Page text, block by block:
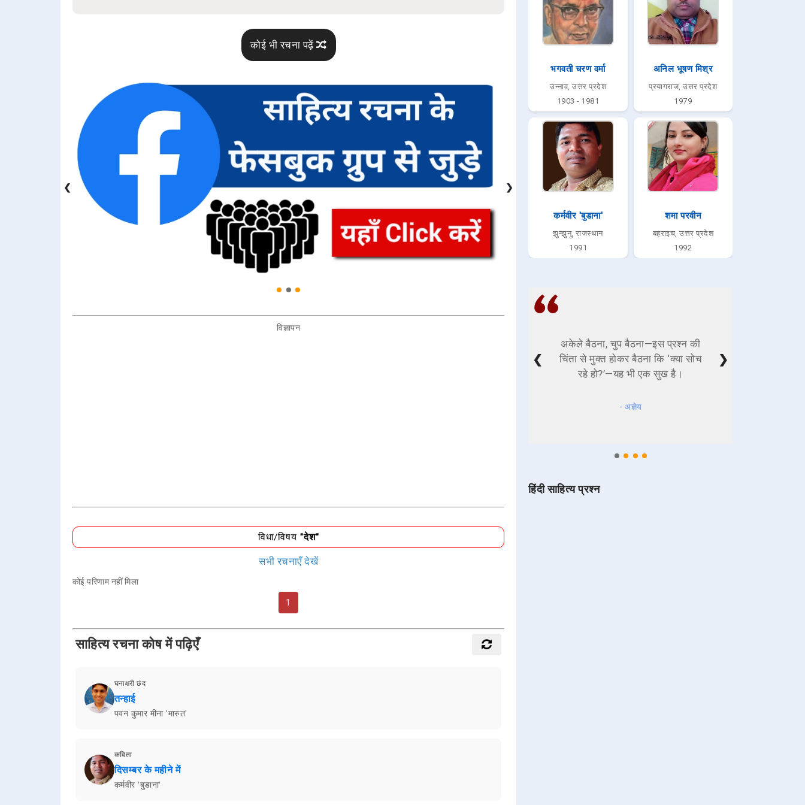
कोई भी रचना पढ़ें
❮ ❯
विज्ञापन
विधा/विषय "देश"
सभी रचनाएँ देखें
कोई परिणाम नहीं मिला
1
साहित्य रचना कोष में पढ़िएँ
घनाक्षरी छंद
तन्हाई
पवन कुमार मीना 'मारुत'
कविता
दिसम्बर के महीने में
कर्मवीर 'बुडाना'
भगवती चरण वर्मा
उन्नाव, उत्तर प्रदेश
1903 - 1981
अनिल भूषण मिश्र
प्रयागराज, उत्तर प्रदेश
1979
कर्मवीर 'बुडाना'
झुन्झुनू, राजस्थान
1991
शमा परवीन
बहराइच, उत्तर प्रदेश
1992
अकेले बैठना, चुप बैठना—इस प्रश्न की
चिंता से मुक्त होकर बैठना कि ‘क्या सोच
रहे हो?’—यह भी एक सुख है।
- अज्ञेय
❮ ❯
हिंदी साहित्य प्रश्न